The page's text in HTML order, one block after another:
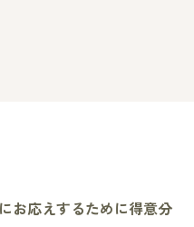
お応えするために得意分